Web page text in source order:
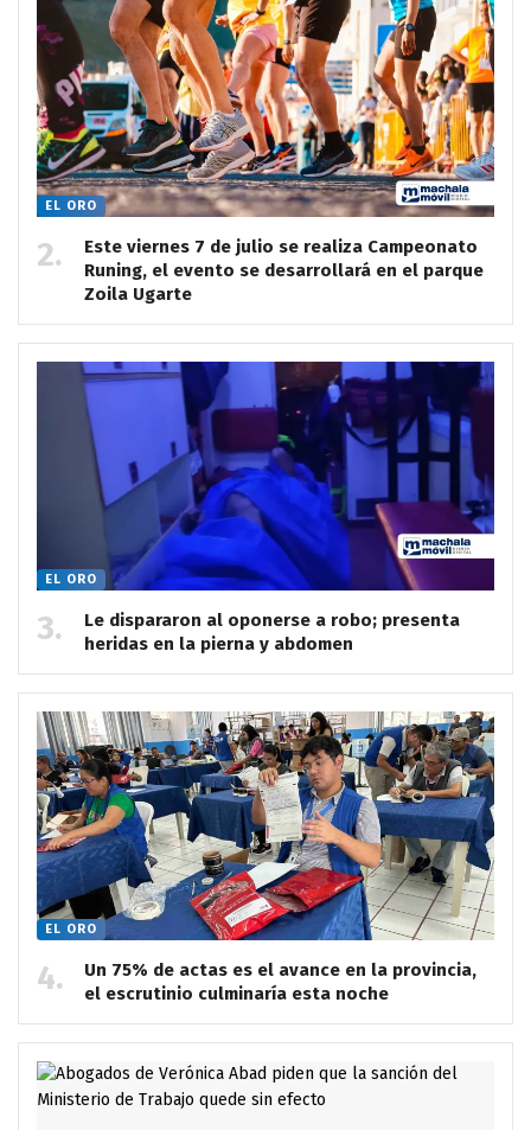
EL ORO
Este viernes 7 de julio se realiza Campeonato
Runing, el evento se desarrollará en el parque
Zoila Ugarte
EL ORO
Le dispararon al oponerse a robo; presenta
heridas en la pierna y abdomen
EL ORO
Un 75% de actas es el avance en la provincia,
el escrutinio culminaría esta noche